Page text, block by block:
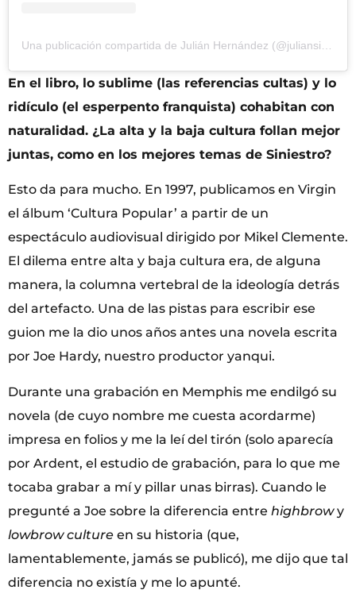
En el libro, lo sublime (las referencias cultas) y lo
ridículo (el esperpento franquista) cohabitan con
naturalidad. ¿La alta y la baja cultura follan mejor
juntas, como en los mejores temas de Siniestro?
Esto da para mucho. En 1997, publicamos en Virgin
el álbum ‘Cultura Popular’ a partir de un
espectáculo audiovisual dirigido por Mikel Clemente.
El dilema entre alta y baja cultura era, de alguna
manera, la columna vertebral de la ideología detrás
del artefacto. Una de las pistas para escribir ese
guion me la dio unos años antes una novela escrita
por Joe Hardy, nuestro productor yanqui.
Durante una grabación en Memphis me endilgó su
novela (de cuyo nombre me cuesta acordarme)
impresa en folios y me la leí del tirón (solo aparecía
por Ardent, el estudio de grabación, para lo que me
tocaba grabar a mí y pillar unas birras). Cuando le
pregunté a Joe sobre la diferencia entre highbrowy
lowbrow culture en su historia (que,
lamentablemente, jamás se publicó), me dijo que tal
diferencia no existía y me lo apunté.